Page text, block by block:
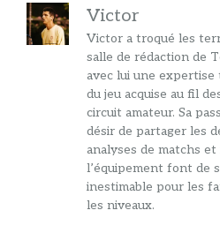
Victor
Victor a troqué les
salle de rédaction de
avec lui une
du jeu acquise au fil
circuit amateur. Sa
désir de partager les
analyses de matchs
l’équipement font de
inestimable pour les
les niveaux.